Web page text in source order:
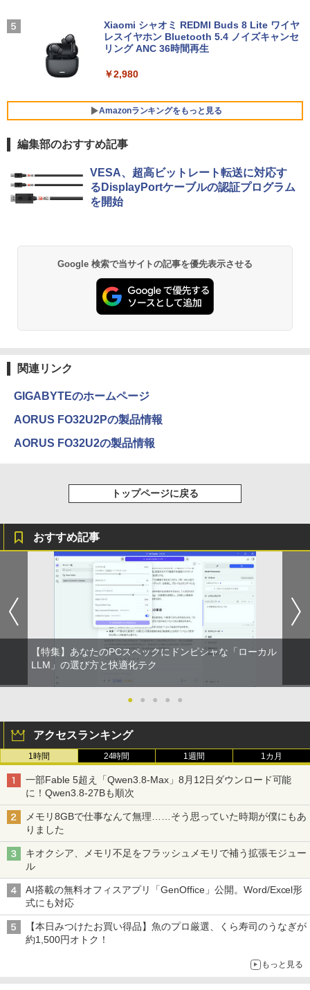
Type-C HDMI Office Windows10 送料
無料 中古パソコン
＼8月限定エントリーでP10倍／【中古】
ノートパソコン windows11 office付き
5A00 Core i5 8世代 メモリー8GB 高速S
パソコン すぐ使える オフィス付きPC 送
料無料
￥22,770
￥124,800
6GB SSD1TB B550 グラボなし
ト低減 HDMI 1.4 DisplayPort v1.2 スピ
ーカー・ヘッドホン端子 Acer Display
Widget 6軸カラー調整 VESAマウント対
mipx
5
5年間フル保証ディスプレイ 243B9/11 [2
証(USB-C)]
￥16,980
￥792
Xiaomi シャオミ REDMI Buds 8 Lite ワイヤ
レスイヤホン Bluetooth 5.4 ノイズキャンセ
リング ANC 36時間再生
￥2,980
Amazonランキングをもっと見る
BRUCE WAYNE feat. Flo Milli, ATL Jacob
[Explicit]
￥250
[Explicit]
￥250
On My Road (Stadium ver.)
【Amazon.co.jp限定】 い・ろ・は・す 2L P
ET ラベルレス ×8本
￥1,112
富士山の天然水 バナジウム含有 水 ミネラル
ウォーター ペットボトル 静岡県産 500ミリリ
ットル (Smart Basic)
￥1,380
￥1,625
by Amazon 天然水ラベルレス 2L×9本
￥2,009
薬屋のひとりごと 17巻 (デジタル版ビッグガ
ンガンコミックス)
￥770
エース)
￥832
HUNTER×HUNTER モノクロ版 39 (ジャンプ
コミックスDIGITAL)
版ビッグガンガンコミックス)
￥810
編集部のおすすめ記事
VESA、超高ビットレート転送に対応す
るDisplayPortケーブルの認証プログラム
を開始
Google 検索で当サイトの記事を優先表示させる
関連リンク
GIGABYTEのホームページ
AORUS FO32U2Pの製品情報
AORUS FO32U2の製品情報
トップページに戻る
おすすめ記事
【特集】あなたのPCスペックにドンピシャな「ローカル
LLM」の選び方と快適化テク
● ● ● ● ●
アクセスランキング
1時間 24時間 1週間 1カ月
一部Fable 5超え「Qwen3.8-Max」8月12日ダウンロード可能
に！Qwen3.8-27Bも順次
メモリ8GBで仕事なんて無理……そう思っていた時期が僕にもあ
りました
キオクシア、メモリ不足をフラッシュメモリで補う拡張モジュー
ル
AI搭載の無料オフィスアプリ「GenOffice」公開。Word/Excel形
式にも対応
【本日みつけたお買い得品】魚のプロ厳選、くら寿司のうなぎが
約1,500円オトク！
もっと見る